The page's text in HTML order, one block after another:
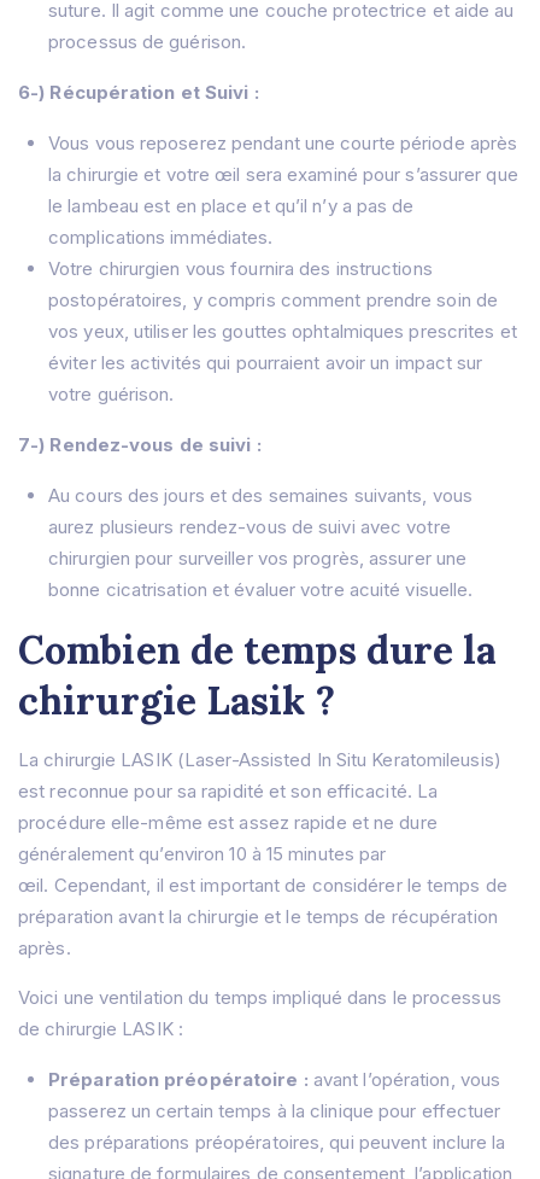
Maison
Prof. MD, Rıfat Rasier
Hôpital
Greffe de Cornée
Cataracte Chirurgie Turquie
Myopie Turquie
Blépharoplastie Chirurgie
IOL (lentille intraoculaire)
Glaucome
suture. Il agit comme une couche protectrice et aide au
processus de guérison.
6-) Récupération et Suivi :
Vous vous reposerez pendant une courte période après
la chirurgie et votre œil sera examiné pour s’assurer que
le lambeau est en place et qu’il n’y a pas de
complications immédiates.
Votre chirurgien vous fournira des instructions
postopératoires, y compris comment prendre soin de
vos yeux, utiliser les gouttes ophtalmiques prescrites et
éviter les activités qui pourraient avoir un impact sur
votre guérison.
7-) Rendez-vous de suivi :
Au cours des jours et des semaines suivants, vous
aurez plusieurs rendez-vous de suivi avec votre
chirurgien pour surveiller vos progrès, assurer une
bonne cicatrisation et évaluer votre acuité visuelle.
Combien de temps dure la
chirurgie Lasik ?
La chirurgie LASIK (Laser-Assisted In Situ Keratomileusis)
est reconnue pour sa rapidité et son efficacité. La
procédure elle-même est assez rapide et ne dure
généralement qu’environ 10 à 15 minutes par
œil. Cependant, il est important de considérer le temps de
préparation avant la chirurgie et le temps de récupération
après.
Voici une ventilation du temps impliqué dans le processus
de chirurgie LASIK :
Préparation préopératoire : avant l’opération, vous
passerez un certain temps à la clinique pour effectuer
des préparations préopératoires, qui peuvent inclure la
signature de formulaires de consentement, l’application